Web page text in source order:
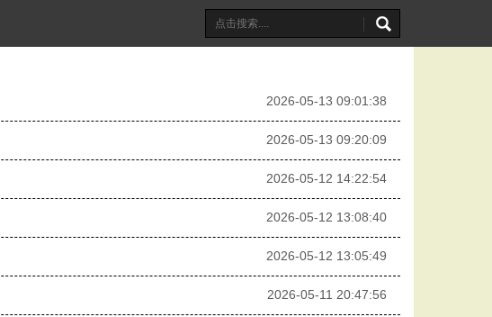
2026-05-13 09:01:38
2026-05-13 09:20:09
2026-05-12 14:22:54
2026-05-12 13:08:40
2026-05-12 13:05:49
2026-05-11 20:47:56